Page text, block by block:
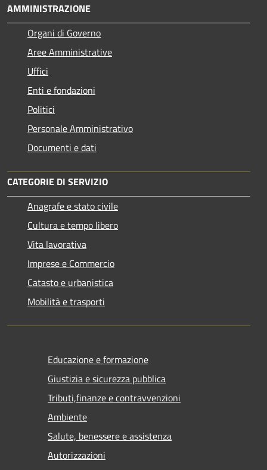
AMMINISTRAZIONE
Organi di Governo
Aree Amministrative
Uffici
Enti e fondazioni
Politici
Personale Amministrativo
Documenti e dati
CATEGORIE DI SERVIZIO
Anagrafe e stato civile
Cultura e tempo libero
Vita lavorativa
Imprese e Commercio
Catasto e urbanistica
Mobilità e trasporti
Educazione e formazione
Giustizia e sicurezza pubblica
Tributi,finanze e contravvenzioni
Ambiente
Salute, benessere e assistenza
Autorizzazioni